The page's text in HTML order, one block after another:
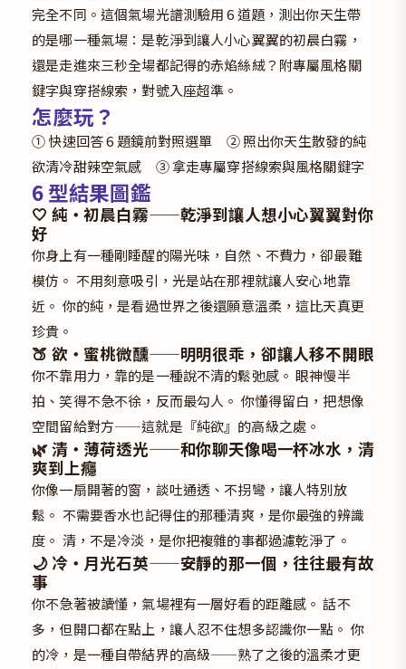
完全不同。這個氣場光譜測驗用 6 道題，測出你天生帶
的是哪一種氣場：是乾淨到讓人小心翼翼的初晨白霧，
還是走進來三秒全場都記得的赤焰絲絨？附專屬風格關
鍵字與穿搭線索，對號入座超準。
怎麼玩？
① 快速回答 6 題鏡前對照選單 ② 照出你天生散發的純
欲清冷甜辣空氣感 ③ 拿走專屬穿搭線索與風格關鍵字
6 型結果圖鑑
🤍 純・初晨白霧——乾淨到讓人想小心翼翼對你
好
你身上有一種剛睡醒的陽光味，自然、不費力，卻最難
模仿。 不用刻意吸引，光是站在那裡就讓人安心地靠
近。 你的純，是看過世界之後還願意溫柔，這比天真更
珍貴。
🍑 欲・蜜桃微醺——明明很乖，卻讓人移不開眼
你不靠用力，靠的是一種說不清的鬆弛感。 眼神慢半
拍、笑得不急不徐，反而最勾人。 你懂得留白，把想像
空間留給對方——這就是『純欲』的高級之處。
🌿 清・薄荷透光——和你聊天像喝一杯冰水，清
爽到上癮
你像一扇開著的窗，談吐通透、不拐彎，讓人特別放
鬆。 不需要香水也記得住的那種清爽，是你最強的辨識
度。 清，不是冷淡，是你把複雜的事都過濾乾淨了。
🌙 冷・月光石英——安靜的那一個，往往最有故
事
你不急著被讀懂，氣場裡有一層好看的距離感。 話不
多，但開口都在點上，讓人忍不住想多認識你一點。 你
的冷，是一種自帶結界的高級——熟了之後的溫柔才更